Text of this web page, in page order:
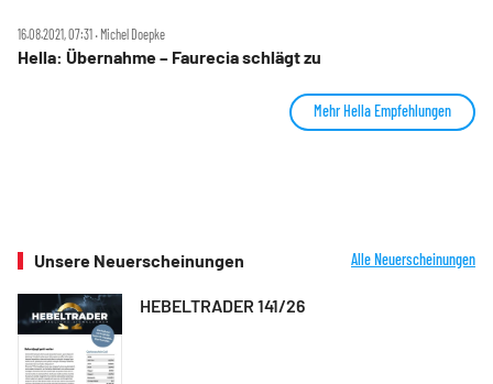
16.08.2021, 07:31 ‧ Michel Doepke
Hella: Übernahme – Faurecia schlägt zu
Mehr Hella Empfehlungen
Unsere Neuerscheinungen Alle Neuerscheinungen
HEBELTRADER 141/26